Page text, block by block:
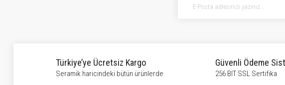
Türkiye’ye Ücretsiz Kargo
Seramik haricindeki bütün ürünlerde
Güvenli Ödeme
256 BIT SSL Sertifika